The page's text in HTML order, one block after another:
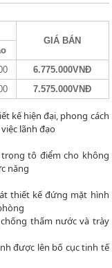
GIÁ BÁN
6.775.000VNĐ
7.575.000VNĐ
kế hiện đại, phong cách
lãnh đạo
tô điểm cho không
năng
thiết kế đứng mặt hình
thấm nước và trày
được lên bố cục tinh tế